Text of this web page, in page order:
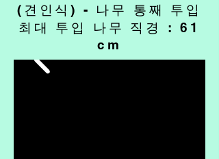
(견인식) - 나무 통째 투입
​최대 투입 나무 직경 : 61
cm